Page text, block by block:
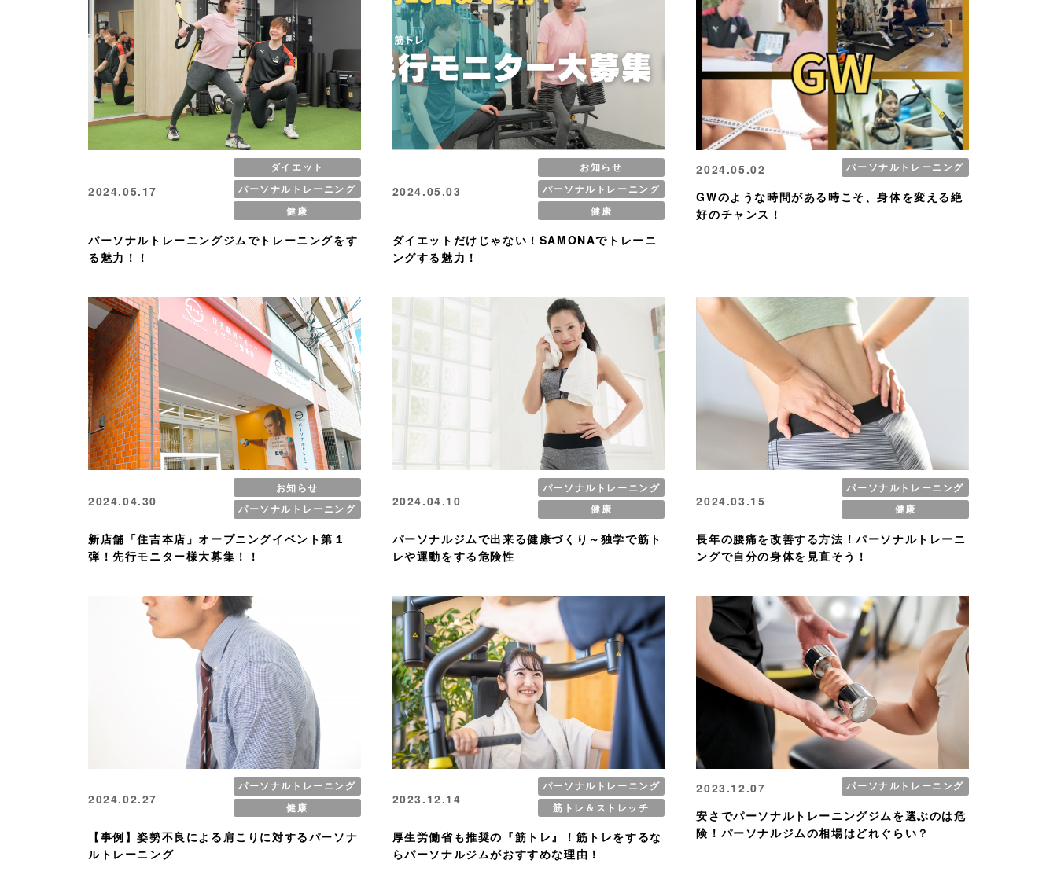
2024.05.17
ダイエット
パーソナルトレーニング
健康
パーソナルトレーニングジムでトレーニングをす
る魅力！！
2024.05.03
お知らせ
パーソナルトレーニング
健康
ダイエットだけじゃない！SAMONAでトレーニ
ングする魅力！
2024.05.02 パーソナルトレーニング
GWのような時間がある時こそ、身体を変える絶
好のチャンス！
2024.04.30
お知らせ
パーソナルトレーニング
新店舗「住吉本店」オープニングイベント第１
弾！先行モニター様大募集！！
2024.04.10
パーソナルトレーニング
健康
パーソナルジムで出来る健康づくり～独学で筋ト
レや運動をする危険性
2024.03.15
パーソナルトレーニング
健康
長年の腰痛を改善する方法！パーソナルトレーニ
ングで自分の身体を見直そう！
2024.02.27
パーソナルトレーニング
健康
【事例】姿勢不良による肩こりに対するパーソナ
ルトレーニング
2023.12.14
パーソナルトレーニング
筋トレ＆ストレッチ
厚生労働省も推奨の『筋トレ』！筋トレをするな
らパーソナルジムがおすすめな理由！
2023.12.07 パーソナルトレーニング
安さでパーソナルトレーニングジムを選ぶのは危
険！パーソナルジムの相場はどれぐらい？